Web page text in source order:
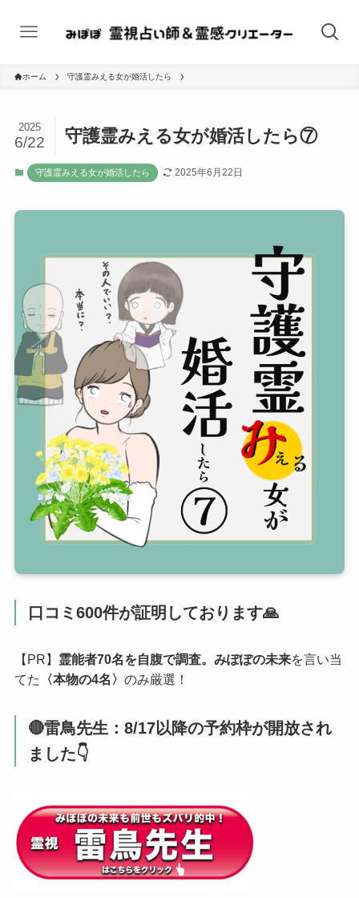
ホーム 守護霊みえる女が婚活したら
守護霊みえる女が婚活したら⑦
2025
6/22
守護霊みえる女が婚活したら 2025年6月22日
口コミ600件が証明しております🙏
【PR】 霊能者70名を自腹で調査。みぽぽの未来を言い当
てた
〈本物の4名〉 のみ厳選！
🔴雷鳥先生：8/17以降の予約枠が開放され
ました👇️